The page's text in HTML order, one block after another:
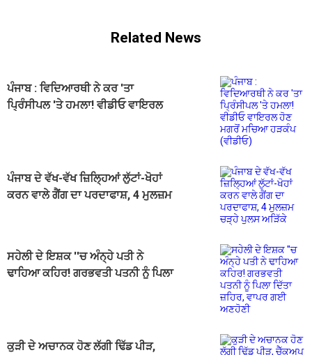
Related News
ਪੰਜਾਬ : ਵਿਦਿਆਰਥੀ ਨੇ ਕਰ 'ਤਾ
ਪ੍ਰਿੰਸੀਪਲ 'ਤੇ ਹਮਲਾ! ਵੀਡੀਓ ਵਾਇਰਲ
ਪੰਜਾਬ ਦੇ ਵੱਖ-ਵੱਖ ਜ਼ਿਲ੍ਹਿਆਂ ਲੁੱਟਾਂ-ਖੋਹਾਂ
ਕਰਨ ਵਾਲੇ ਗੈਂਗ ਦਾ ਪਰਦਾਫਾਸ਼, 4 ਮੁਲਜ਼ਮ
ਸਹੇਲੀ ਦੇ ਇਸ਼ਕ ''ਚ ਅੰਨ੍ਹੇ ਪਤੀ ਨੇ
ਢਾਹਿਆ ਕਹਿਰ! ਗਰਭਵਤੀ ਪਤਨੀ ਨੂੰ ਪਿਲਾ
ਕੁੜੀ ਦੇ ਅਚਾਨਕ ਹੋਣ ਲੱਗੀ ਢਿੱਡ ਪੀੜ,